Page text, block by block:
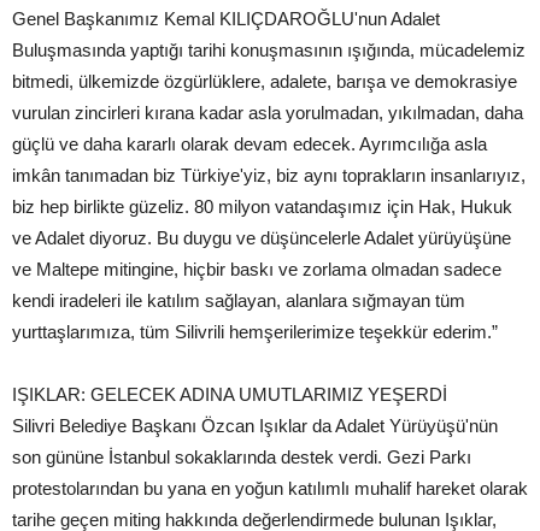
Genel Başkanımız Kemal KILIÇDAROĞLU'nun Adalet
Buluşmasında yaptığı tarihi konuşmasının ışığında, mücadelemiz
bitmedi, ülkemizde özgürlüklere, adalete, barışa ve demokrasiye
vurulan zincirleri kırana kadar asla yorulmadan, yıkılmadan, daha
güçlü ve daha kararlı olarak devam edecek. Ayrımcılığa asla
imkân tanımadan biz Türkiye'yiz, biz aynı toprakların insanlarıyız,
biz hep birlikte güzeliz. 80 milyon vatandaşımız için Hak, Hukuk
ve Adalet diyoruz. Bu duygu ve düşüncelerle Adalet yürüyüşüne
ve Maltepe mitingine, hiçbir baskı ve zorlama olmadan sadece
kendi iradeleri ile katılım sağlayan, alanlara sığmayan tüm
yurttaşlarımıza, tüm Silivrili hemşerilerimize teşekkür ederim.”
IŞIKLAR: GELECEK ADINA UMUTLARIMIZ YEŞERDİ
Silivri Belediye Başkanı Özcan Işıklar da Adalet Yürüyüşü'nün
son gününe İstanbul sokaklarında destek verdi. Gezi Parkı
protestolarından bu yana en yoğun katılımlı muhalif hareket olarak
tarihe geçen miting hakkında değerlendirmede bulunan Işıklar,